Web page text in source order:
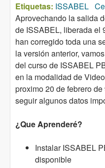
Etiquetas: ISSABEL
Aprovechando la salida
de ISSABEL, liberada el
han corregido toda una
la versión anterior,
del curso de ISSABEL
en la modalidad de
proximo 20 de febrero
seguir algunos datos
¿Que Aprenderé?
Instalar ISSABEL
disponible